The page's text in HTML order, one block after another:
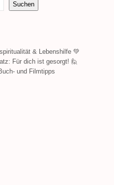
Suchen
& Lebenshilfe 💚
Für dich ist gesorgt! 🙋
und Filmtipps